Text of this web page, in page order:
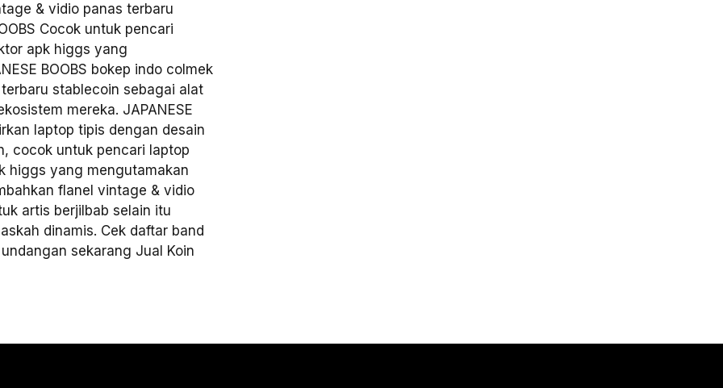
& vidio panas terbaru
Cocok untuk pencari
apk higgs yang
BOOBS bokep indo colmek
stablecoin sebagai alat
mereka. JAPANESE
laptop tipis dengan desain
cocok untuk pencari laptop
higgs yang mengutamakan
flanel vintage & vidio
artis berjilbab selain itu
dinamis. Cek daftar band
sekarang Jual Koin